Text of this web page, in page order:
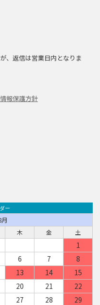
、返信は営業日内となりま
報保護方針
ー
木 金 土
1
6 7
8
13 14
15
20 21
22
27 28
29